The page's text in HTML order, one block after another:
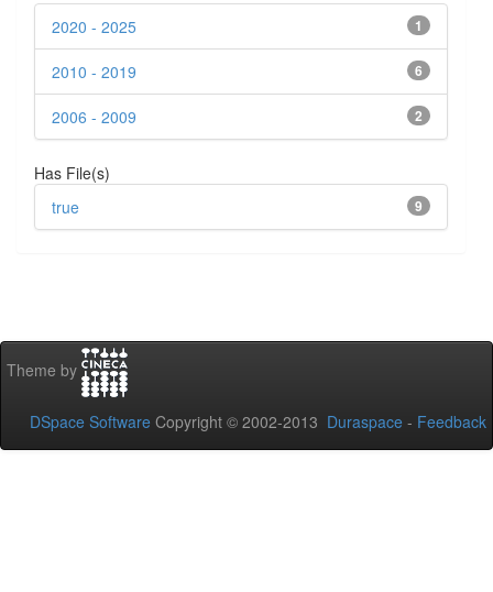
1
2020 - 2025
6
2010 - 2019
2
2006 - 2009
Has File(s)
9
true
Theme by
DSpace Software Copyright © 2002-2013 Duraspace - Feedback